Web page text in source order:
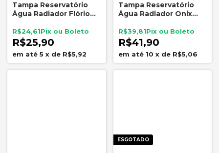
Tampa Reservatório
Água Radiador Flório
Monza Corsa Kadett
Astra Zafira
R$25,90
R$24,61
5 x de R$5,92
Tampa Reservatório
Água Radiador Onix
Trailblazer Flório 1,4
Bar
R$41,90
R$39,81
10 x de R$5,06
ESGOTADO